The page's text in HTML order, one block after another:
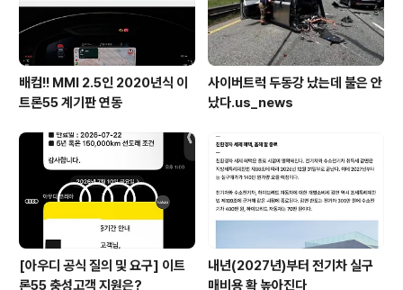
배컴!! MMI 2.5인 2020년식 이
트론55 계기판 연동
사이버트럭 두동강 났는데 불은 안
났다.us_news
[아우디 공식 질의 및 요구] 이트
론55 충성고객 지원은?
내년(2027년)부터 전기차 실구
매비용 확 높아진다